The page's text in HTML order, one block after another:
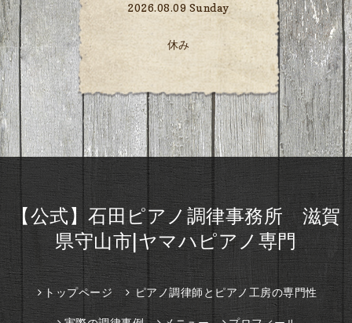
2026.08.09 Sunday
休み
【公式】石田ピアノ調律事務所 滋賀
県守山市|ヤマハピアノ専門
トップページ ピアノ調律師とピアノ工房の専門性